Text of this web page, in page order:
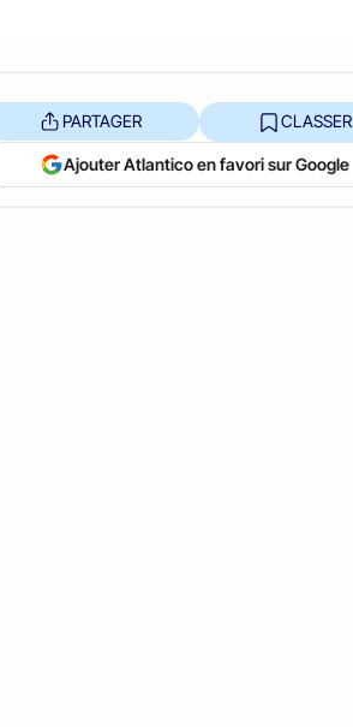
PARTAGER CLASSER
Ajouter Atlantico en favori sur Google